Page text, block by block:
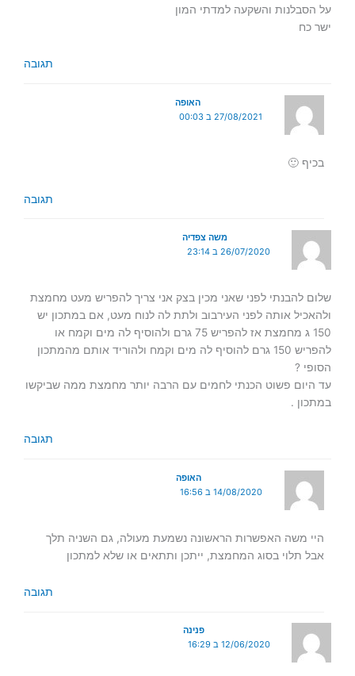
על הסבלנות והשקעה למדתי המון
ישר כח
תגובה
האופה
27/08/2021 ב 00:03
בכיף 🙂
תגובה
משה צפדיה
26/07/2020 ב 23:14
שלום להבנתי לפני שאני מכין בצק אני צריך להפריש מעט מחמצת
ולהאכיל אותה לפני העירבוב ולתת לה לנוח מעט, אם במתכון יש
150 ג מחמצת אז להפריש 75 גרם ולהוסיף לה מים וקמח או
להפריש 150 גרם להוסיף לה מים וקמח ולהוריד אותם מהמתכון
הסופי ?
עד היום פשוט הכנתי לחמים עם הרבה יותר מחמצת ממה שביקשו
במתכון .
תגובה
האופה
14/08/2020 ב 16:56
היי משה האפשרות הראשונה נשמעת מעולה, גם השניה תלך
אבל תלוי בסוג המחמצת, ייתכן ותתאים או שלא למתכון
תגובה
פנינה
12/06/2020 ב 16:29